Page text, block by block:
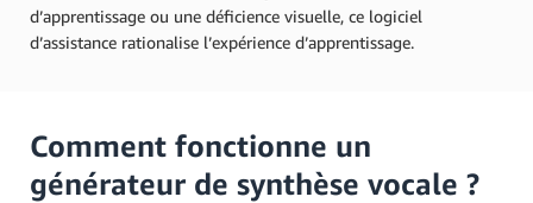
d’apprentissage ou une déficience visuelle, ce logiciel
d’assistance rationalise l’expérience d’apprentissage.
Comment fonctionne un
générateur de synthèse vocale ?